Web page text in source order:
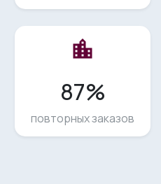
location_city
87%
повторных заказов